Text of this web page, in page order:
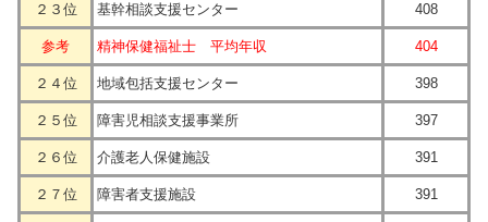
２３位 基幹相談支援センター 408
参考 精神保健福祉士 平均年収 404
２４位 地域包括支援センター 398
２５位 障害児相談支援事業所 397
２６位 介護老人保健施設 391
２７位 障害者支援施設 391